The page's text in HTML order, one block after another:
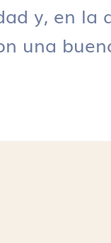
y, en la
una